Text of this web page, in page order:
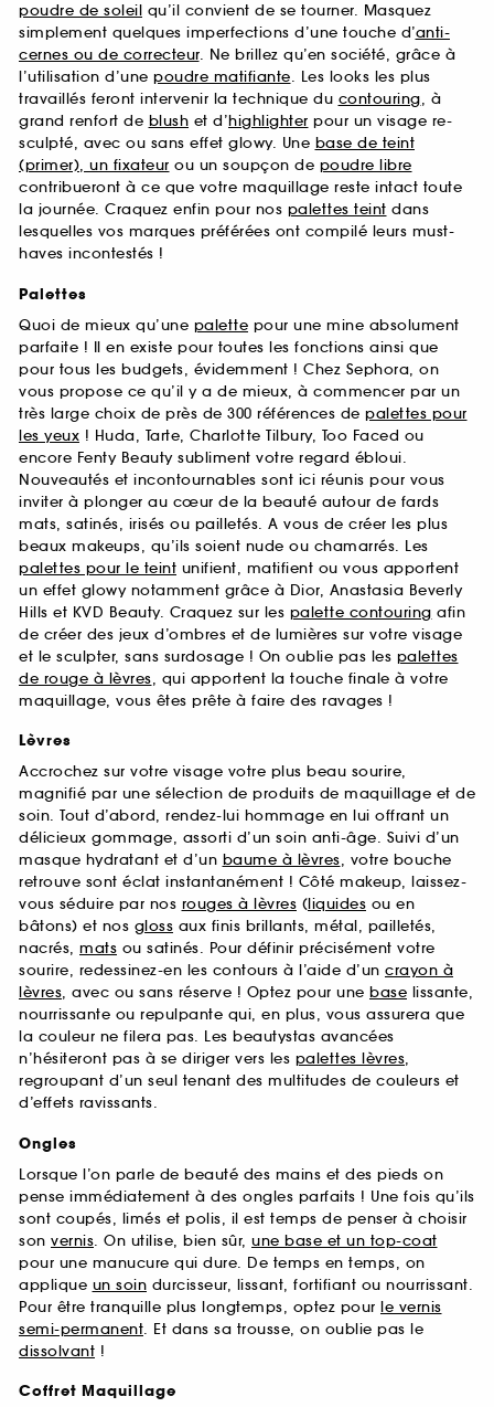
poudre de soleil qu’il convient de se tourner. Masquez
simplement quelques imperfections d’une touche d’anti-
cernes ou de correcteur. Ne brillez qu’en société, grâce à
l’utilisation d’une poudre matifiante. Les looks les plus
travaillés feront intervenir la technique du contouring, à
grand renfort de blush et d’highlighter pour un visage re-
sculpté, avec ou sans effet glowy. Une base de teint
(primer), un fixateur ou un soupçon de poudre libre
contribueront à ce que votre maquillage reste intact toute
la journée. Craquez enfin pour nos palettes teint dans
lesquelles vos marques préférées ont compilé leurs must-
haves incontestés !
Palettes
Quoi de mieux qu’une palette pour une mine absolument
parfaite ! Il en existe pour toutes les fonctions ainsi que
pour tous les budgets, évidemment ! Chez Sephora, on
vous propose ce qu’il y a de mieux, à commencer par un
très large choix de près de 300 références de palettes pour
les yeux ! Huda, Tarte, Charlotte Tilbury, Too Faced ou
encore Fenty Beauty subliment votre regard ébloui.
Nouveautés et incontournables sont ici réunis pour vous
inviter à plonger au cœur de la beauté autour de fards
mats, satinés, irisés ou pailletés. A vous de créer les plus
beaux makeups, qu’ils soient nude ou chamarrés. Les
palettes pour le teint unifient, matifient ou vous apportent
un effet glowy notamment grâce à Dior, Anastasia Beverly
Hills et KVD Beauty. Craquez sur les palette contouring afin
de créer des jeux d’ombres et de lumières sur votre visage
et le sculpter, sans surdosage ! On oublie pas les palettes
de rouge à lèvres, qui apportent la touche finale à votre
maquillage, vous êtes prête à faire des ravages !
Lèvres
Accrochez sur votre visage votre plus beau sourire,
magnifié par une sélection de produits de maquillage et de
soin. Tout d’abord, rendez-lui hommage en lui offrant un
délicieux gommage, assorti d’un soin anti-âge. Suivi d’un
masque hydratant et d’un baume à lèvres, votre bouche
retrouve sont éclat instantanément ! Côté makeup, laissez-
vous séduire par nos rouges à lèvres (liquides ou en
bâtons) et nos gloss aux finis brillants, métal, pailletés,
nacrés, mats ou satinés. Pour définir précisément votre
sourire, redessinez-en les contours à l’aide d’un crayon à
lèvres, avec ou sans réserve ! Optez pour une base lissante,
nourrissante ou repulpante qui, en plus, vous assurera que
la couleur ne filera pas. Les beautystas avancées
n’hésiteront pas à se diriger vers les palettes lèvres,
regroupant d’un seul tenant des multitudes de couleurs et
d’effets ravissants.
Ongles
Lorsque l’on parle de beauté des mains et des pieds on
pense immédiatement à des ongles parfaits ! Une fois qu’ils
sont coupés, limés et polis, il est temps de penser à choisir
son vernis. On utilise, bien sûr, une base et un top-coat
pour une manucure qui dure. De temps en temps, on
applique un soin durcisseur, lissant, fortifiant ou nourrissant.
Pour être tranquille plus longtemps, optez pour le vernis
semi-permanent. Et dans sa trousse, on oublie pas le
dissolvant !
Coffret Maquillage